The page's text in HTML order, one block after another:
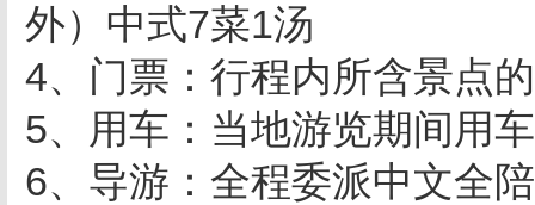
外）中式7菜1汤
4、门票：行程内所含景点
5、用车：当地游览期间用
6、导游：全程委派中文全